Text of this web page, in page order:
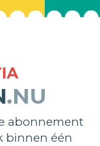
.NU
abonnement
binnen één